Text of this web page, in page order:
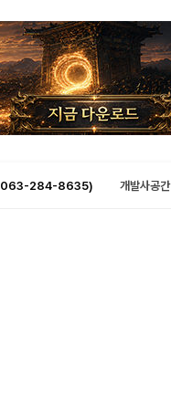
(063-284-8635) 개발사공간